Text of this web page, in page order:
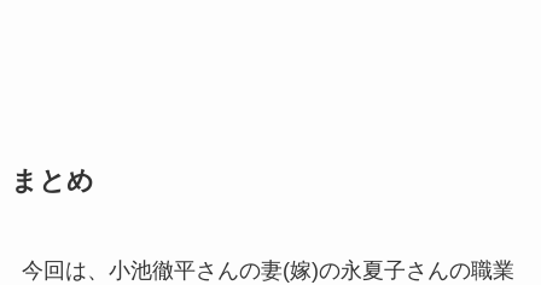
まとめ
今回は、小池徹平さんの妻(嫁)の永夏子さんの職業